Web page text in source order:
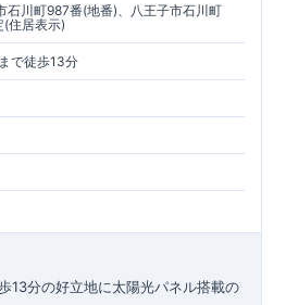
石川町987番(地番)、八王子市石川町
住居表示)
で徒歩13分
13分の好立地に太陽光パネル搭載の